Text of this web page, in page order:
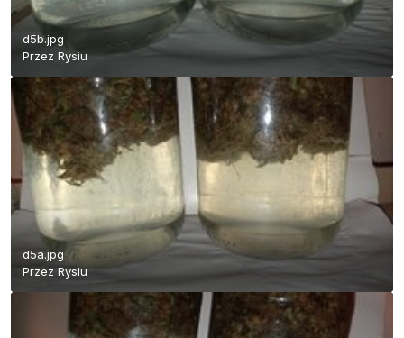
d5b.jpg
Przez Rysiu
d5a.jpg
Przez Rysiu